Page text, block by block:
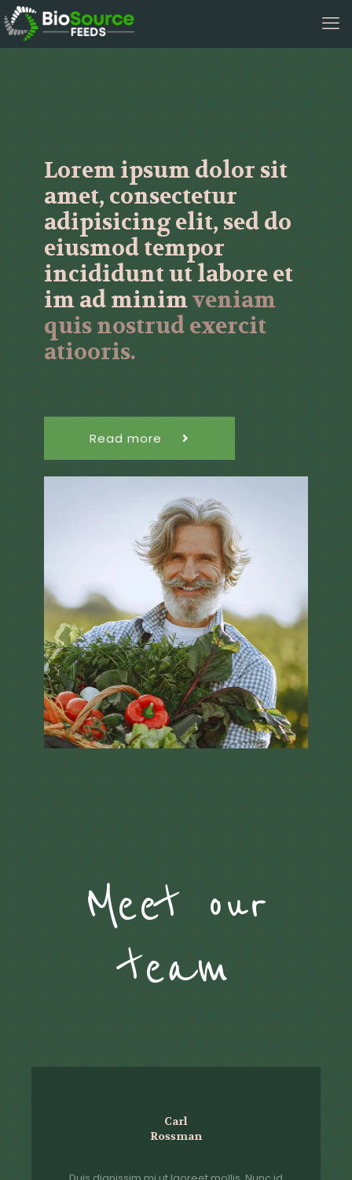
Lorem ipsum dolor sit
amet, consectetur
adipisicing elit, sed do
eiusmod tempor
incididunt ut labore et
im ad minimveniam
quis nostrud exercit
atiooris.
Read more
Meet our
team
Carl
Rossman